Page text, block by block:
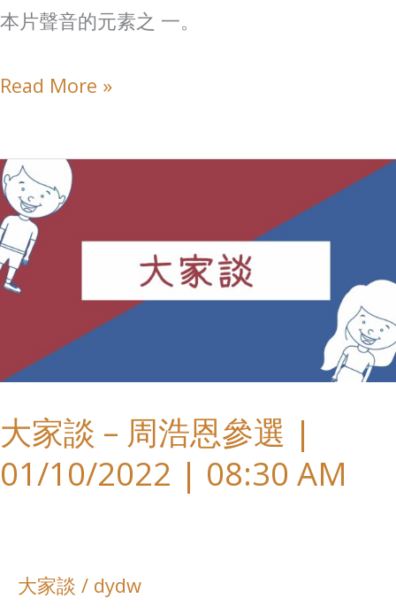
本片聲音的元素之 一。
Read More »
大家談 – 周浩恩參選 |
01/10/2022 | 08:30 AM
大家談 / dydw
大
家
談
–
恩
參
選
|
08:30